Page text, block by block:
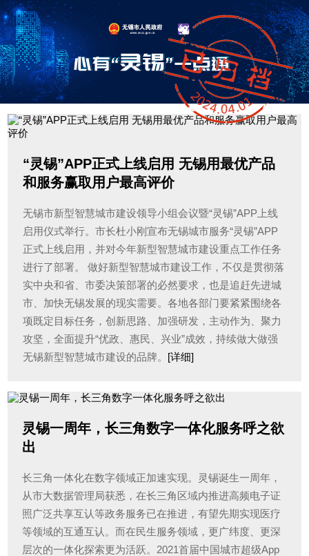
“灵锡”APP正式上线启用 无锡用最优产品
和服务赢取用户最高评价
无锡市新型智慧城市建设领导小组会议暨“灵锡”APP上线
启用仪式举行。市长杜小刚宣布无锡城市服务“灵锡”APP
正式上线启用，并对今年新型智慧城市建设重点工作任务
进行了部署。 做好新型智慧城市建设工作，不仅是贯彻落
实中央和省、市委决策部署的必然要求，也是追赶先进城
市、加快无锡发展的现实需要。各地各部门要紧紧围绕各
项既定目标任务，创新思路、加强研发，主动作为、聚力
攻坚，全面提升“优政、惠民、兴业”成效，持续做大做强
无锡新型智慧城市建设的品牌。 [详细]
灵锡一周年，长三角数字一体化服务呼之欲
出
长三角一体化在数字领域正加速实现。灵锡诞生一周年，
从市大数据管理局获悉，在长三角区域内推进高频电子证
照广泛共享互认等政务服务已在推进，有望先期实现医疗
等领域的互通互认。而在民生服务领域，更广纬度、更深
层次的一体化探索更为活跃。2021首届中国城市超级App